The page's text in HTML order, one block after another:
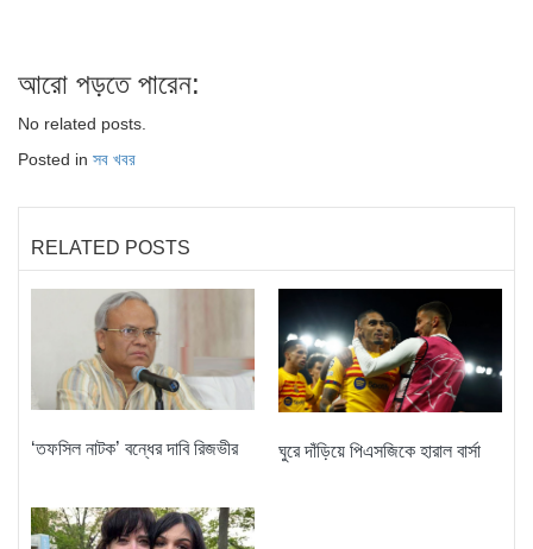
আরো পড়তে পারেন:
No related posts.
Posted in সব খবর
RELATED POSTS
‘তফসিল নাটক’ বন্ধের দাবি রিজভীর ঘুরে দাঁড়িয়ে পিএসজিকে হারাল বার্সা